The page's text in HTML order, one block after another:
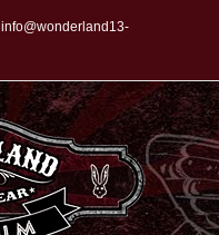
info@wonderland13-